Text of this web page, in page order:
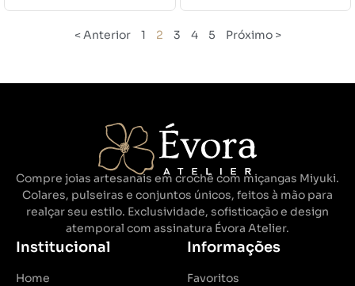
< Anterior 1 2 3 4 5 Próximo >
Compre joias artesanais em crochê com miçangas Miyuki.
Colares, pulseiras e conjuntos únicos, feitos à mão para
realçar seu estilo. Exclusividade, sofisticação e design
atemporal com assinatura Évora Atelier.
Institucional
Home
Informações
Favoritos